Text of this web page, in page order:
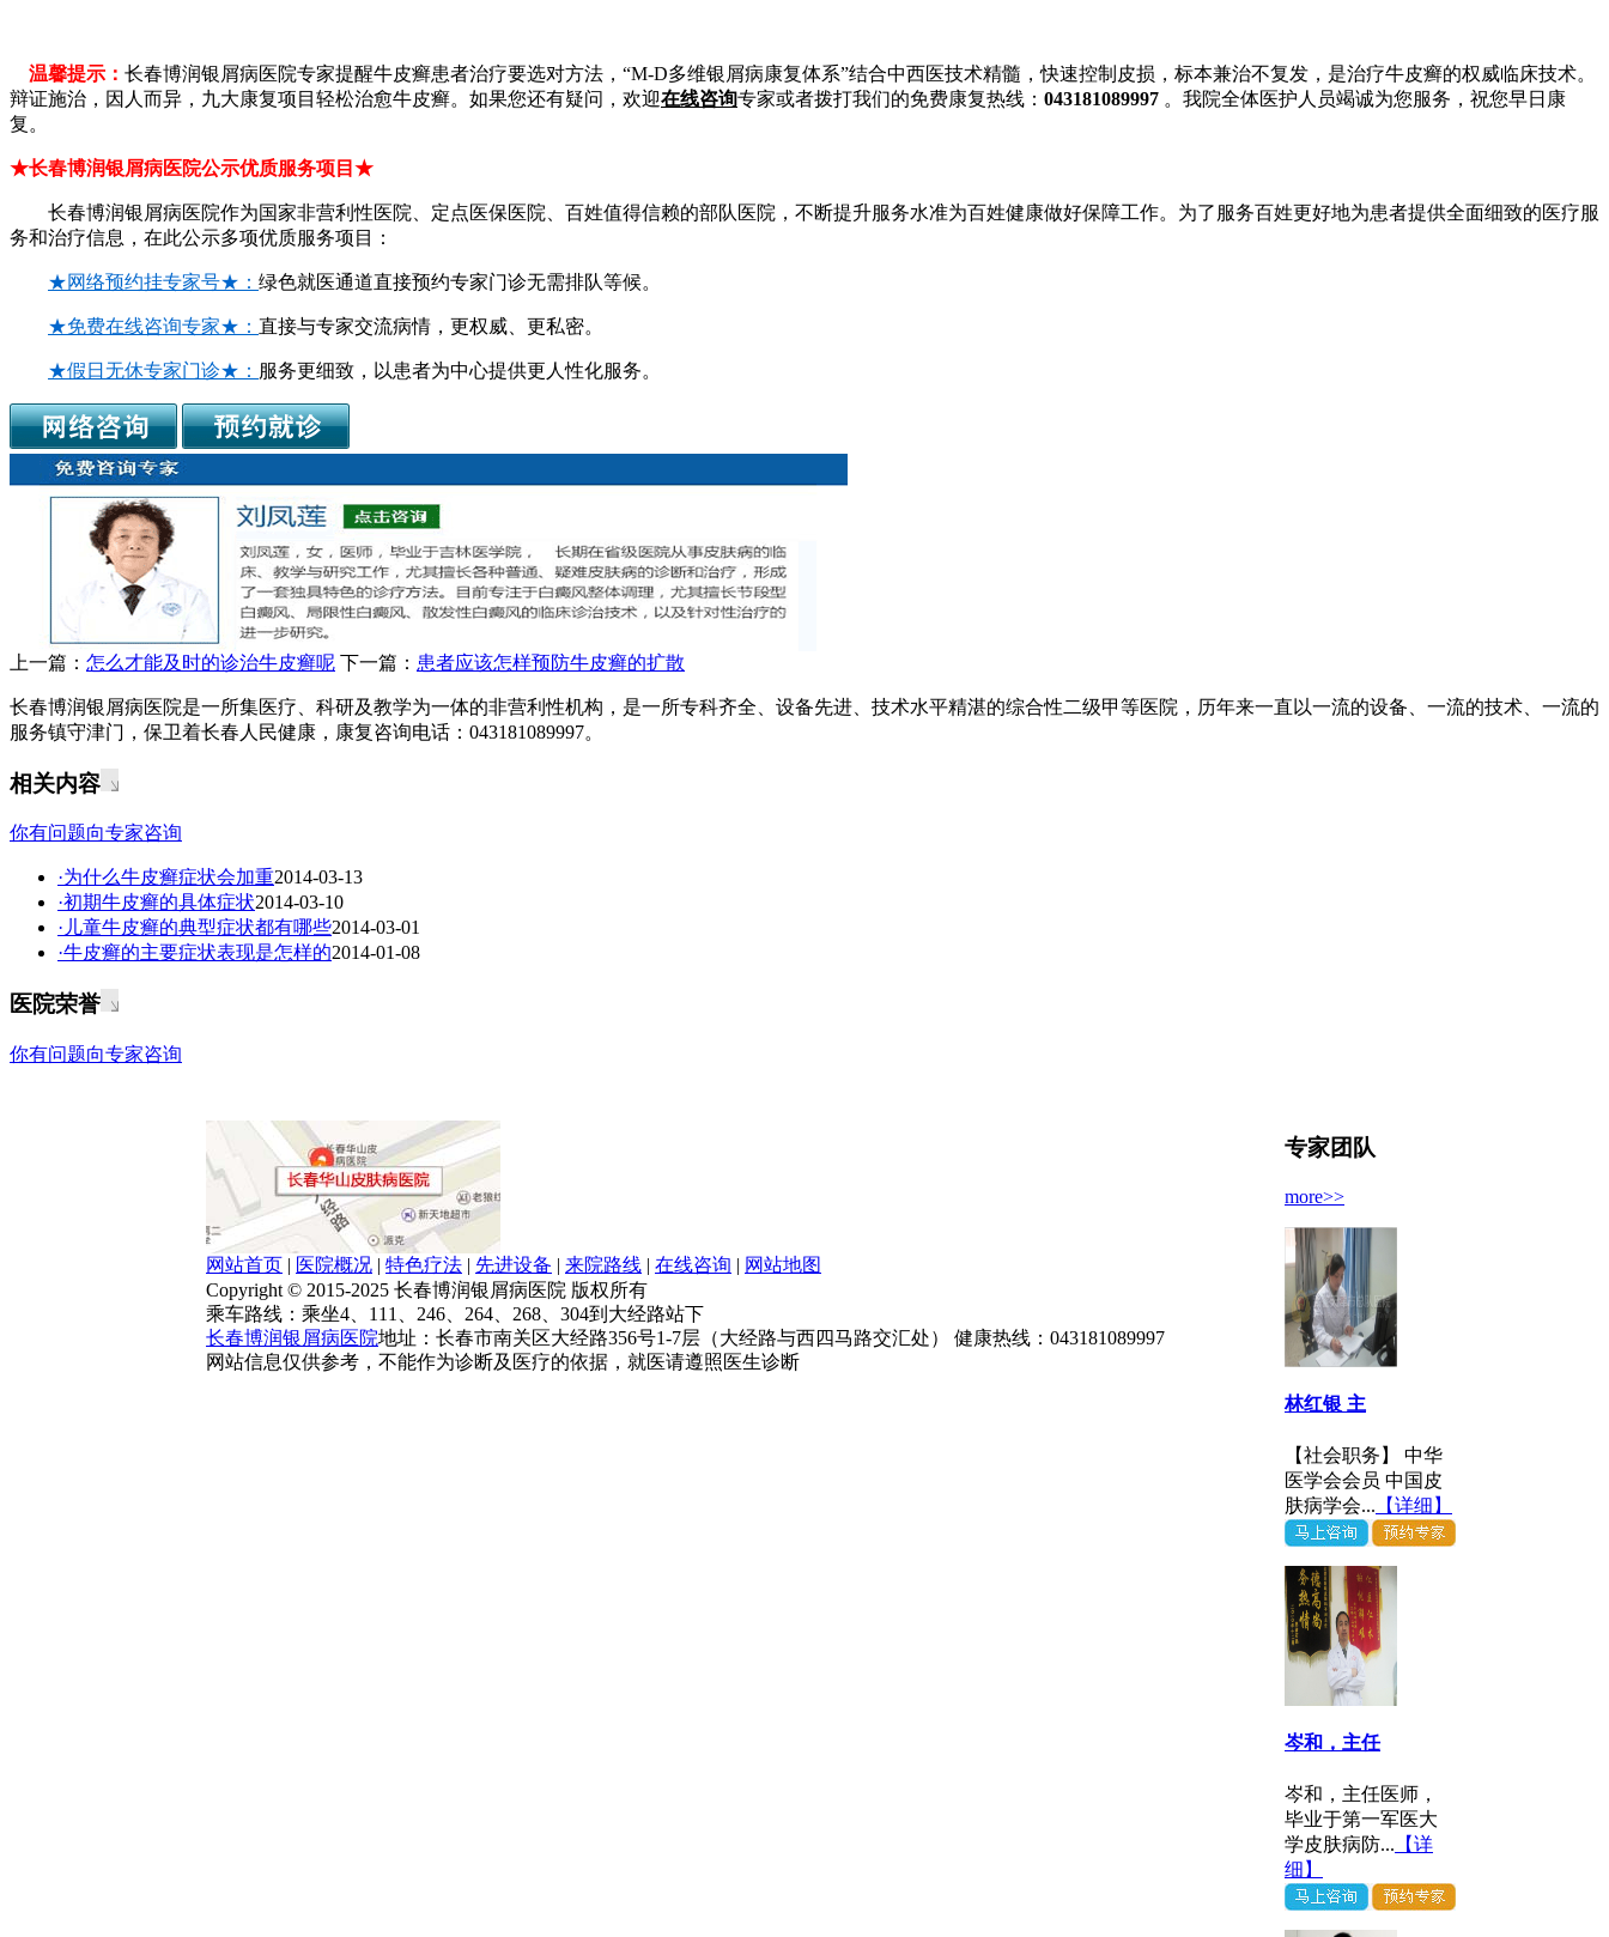
温馨提示： 长春博润银屑病医院专家提醒牛皮癣患者治疗要选对方法，“M-D多维银屑病康复体系”结合中西医技术精髓，快速控制皮损，标本兼治不复发，是治疗牛皮癣的权威临床技术。
辩证施治，因人而异，九大康复项目轻松治愈牛皮癣。如果您还有疑问，欢迎在线咨询专家或者拨打我们的免费康复热线： 043181089997 。我院全体医护人员竭诚为您服务，祝您早日康
复。
★长春博润银屑病医院公示优质服务项目★
长春博润银屑病医院作为国家非营利性医院、定点医保医院、百姓值得信赖的部队医院，不断提升服务水准为百姓健康做好保障工作。为了服务百姓更好地为患者提供全面细致的医疗服
务和治疗信息，在此公示多项优质服务项目：
★网络预约挂专家号★： 绿色就医通道直接预约专家门诊无需排队等候。
★免费在线咨询专家★： 直接与专家交流病情，更权威、更私密。
★假日无休专家门诊★： 服务更细致，以患者为中心提供更人性化服务。
上一篇： 怎么才能及时的诊治牛皮癣呢 下一篇： 患者应该怎样预防牛皮癣的扩散
长春博润银屑病医院是一所集医疗、科研及教学为一体的非营利性机构，是一所专科齐全、设备先进、技术水平精湛的综合性二级甲等医院，历年来一直以一流的设备、一流的技术、一流的
服务镇守津门，保卫着长春人民健康，康复咨询电话：043181089997。
相关内容
你有问题向专家咨询
·为什么牛皮癣症状会加重2014-03-13
·初期牛皮癣的具体症状2014-03-10
·儿童牛皮癣的典型症状都有哪些2014-03-01
·牛皮癣的主要症状表现是怎样的2014-01-08
医院荣誉
你有问题向专家咨询
专家团队
more>>
林红银 主
【社会职务】 中华
医学会会员 中国皮
肤病学会... 【详细】
岑和，主任
岑和，主任医师，
毕业于第一军医大
学皮肤病防... 【详
细】
网站首页 | 医院概况 | 特色疗法 | 先进设备 | 来院路线 | 在线咨询 | 网站地图
Copyright © 2015-2025 长春博润银屑病医院 版权所有
乘车路线：乘坐4、111、246、264、268、304到大经路站下
长春博润银屑病医院地址：长春市南关区大经路356号1-7层（大经路与西四马路交汇处） 健康热线：043181089997
网站信息仅供参考，不能作为诊断及医疗的依据，就医请遵照医生诊断